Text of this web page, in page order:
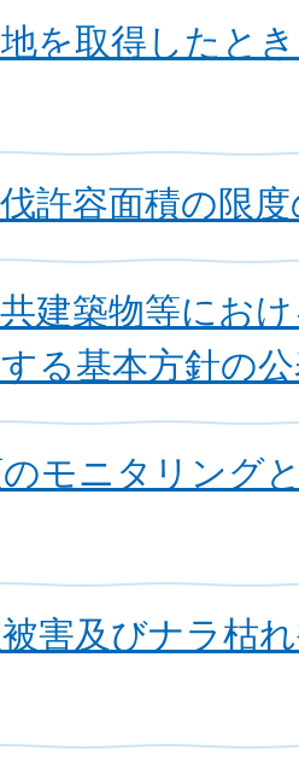
を取得したと
許容面積の限
建築物等にお
る基本方針の
モニタリング
害及びナラ枯